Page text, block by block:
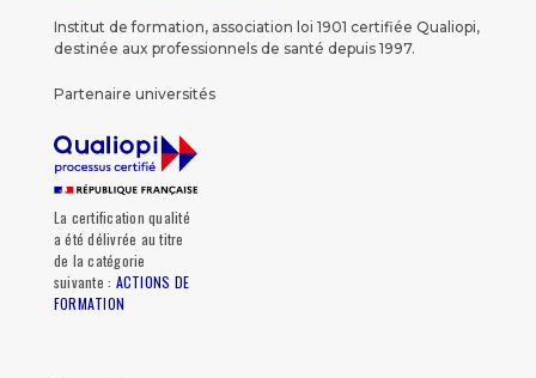
Institut de formation, association loi 1901 certifiée Qualiopi,
destinée aux professionnels de santé depuis 1997.
Partenaire universités
La certification qualité
a été délivrée au titre
de la catégorie
suivante : ACTIONS DE
FORMATION